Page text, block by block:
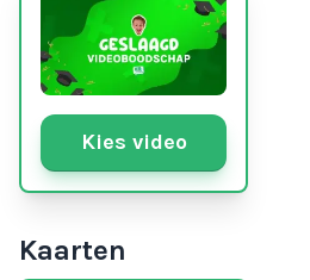
Kies video
Kaarten